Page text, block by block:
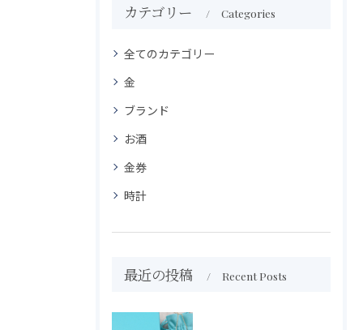
カテゴリー Categories
全てのカテゴリー
金
ブランド
お酒
金券
時計
最近の投稿 Recent Posts